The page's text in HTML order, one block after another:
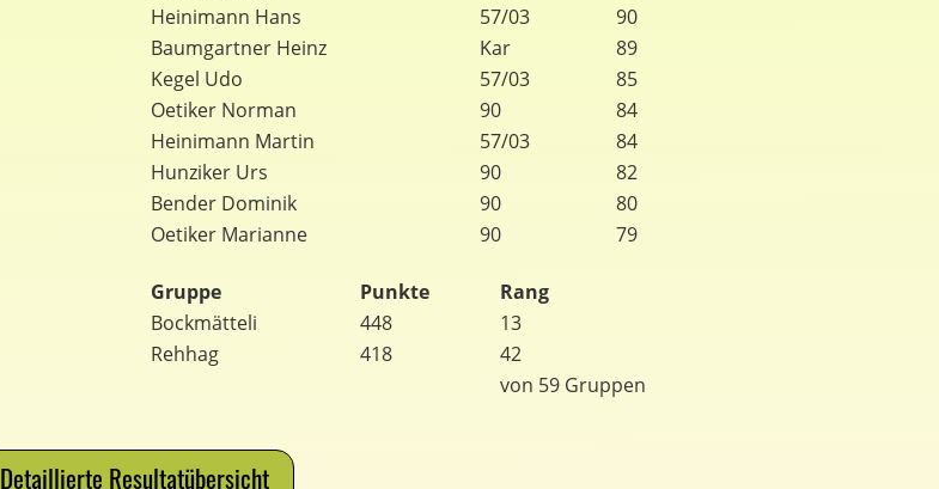
Heinimann Hans
57/03
90
Baumgartner Heinz
Kar
89
Kegel Udo
57/03
85
Oetiker Norman
90
84
Heinimann Martin
57/03
84
Hunziker Urs
90
82
Bender Dominik
90
80
Oetiker Marianne
90 79
Gruppe Punkte
Rang
Bockmätteli
448
13
Rehhag
418
42
von 59 Gruppen
Detaillierte Resultatübersicht